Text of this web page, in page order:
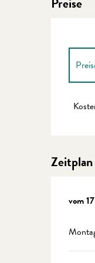
Zeitplan
vom
vom